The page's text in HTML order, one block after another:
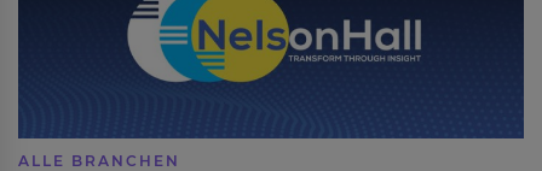
ALLE BRANCHEN